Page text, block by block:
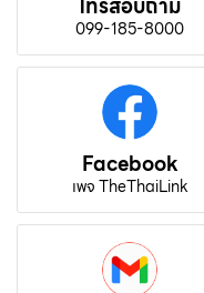
099-185-8000
Facebook
เพจ TheThaiLink